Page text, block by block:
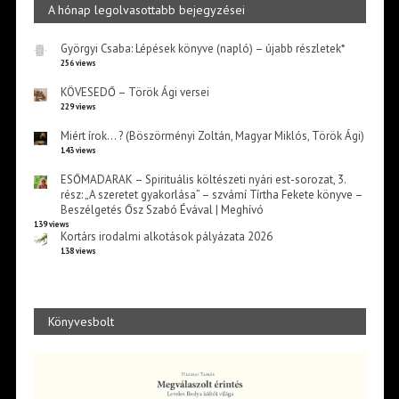
A hónap legolvasottabb bejegyzései
Györgyi Csaba: Lépések könyve (napló) – újabb részletek*
256 views
KÖVESEDŐ – Török Ági versei
229 views
Miért írok… ? (Böszörményi Zoltán, Magyar Miklós, Török Ági)
143 views
ESŐMADARAK – Spirituális költészeti nyári est-sorozat, 3.
rész: „A szeretet gyakorlása” – szvámí Tírtha Fekete könyve –
Beszélgetés Ősz Szabó Évával | Meghívó
139 views
Kortárs irodalmi alkotások pályázata 2026
138 views
Könyvesbolt